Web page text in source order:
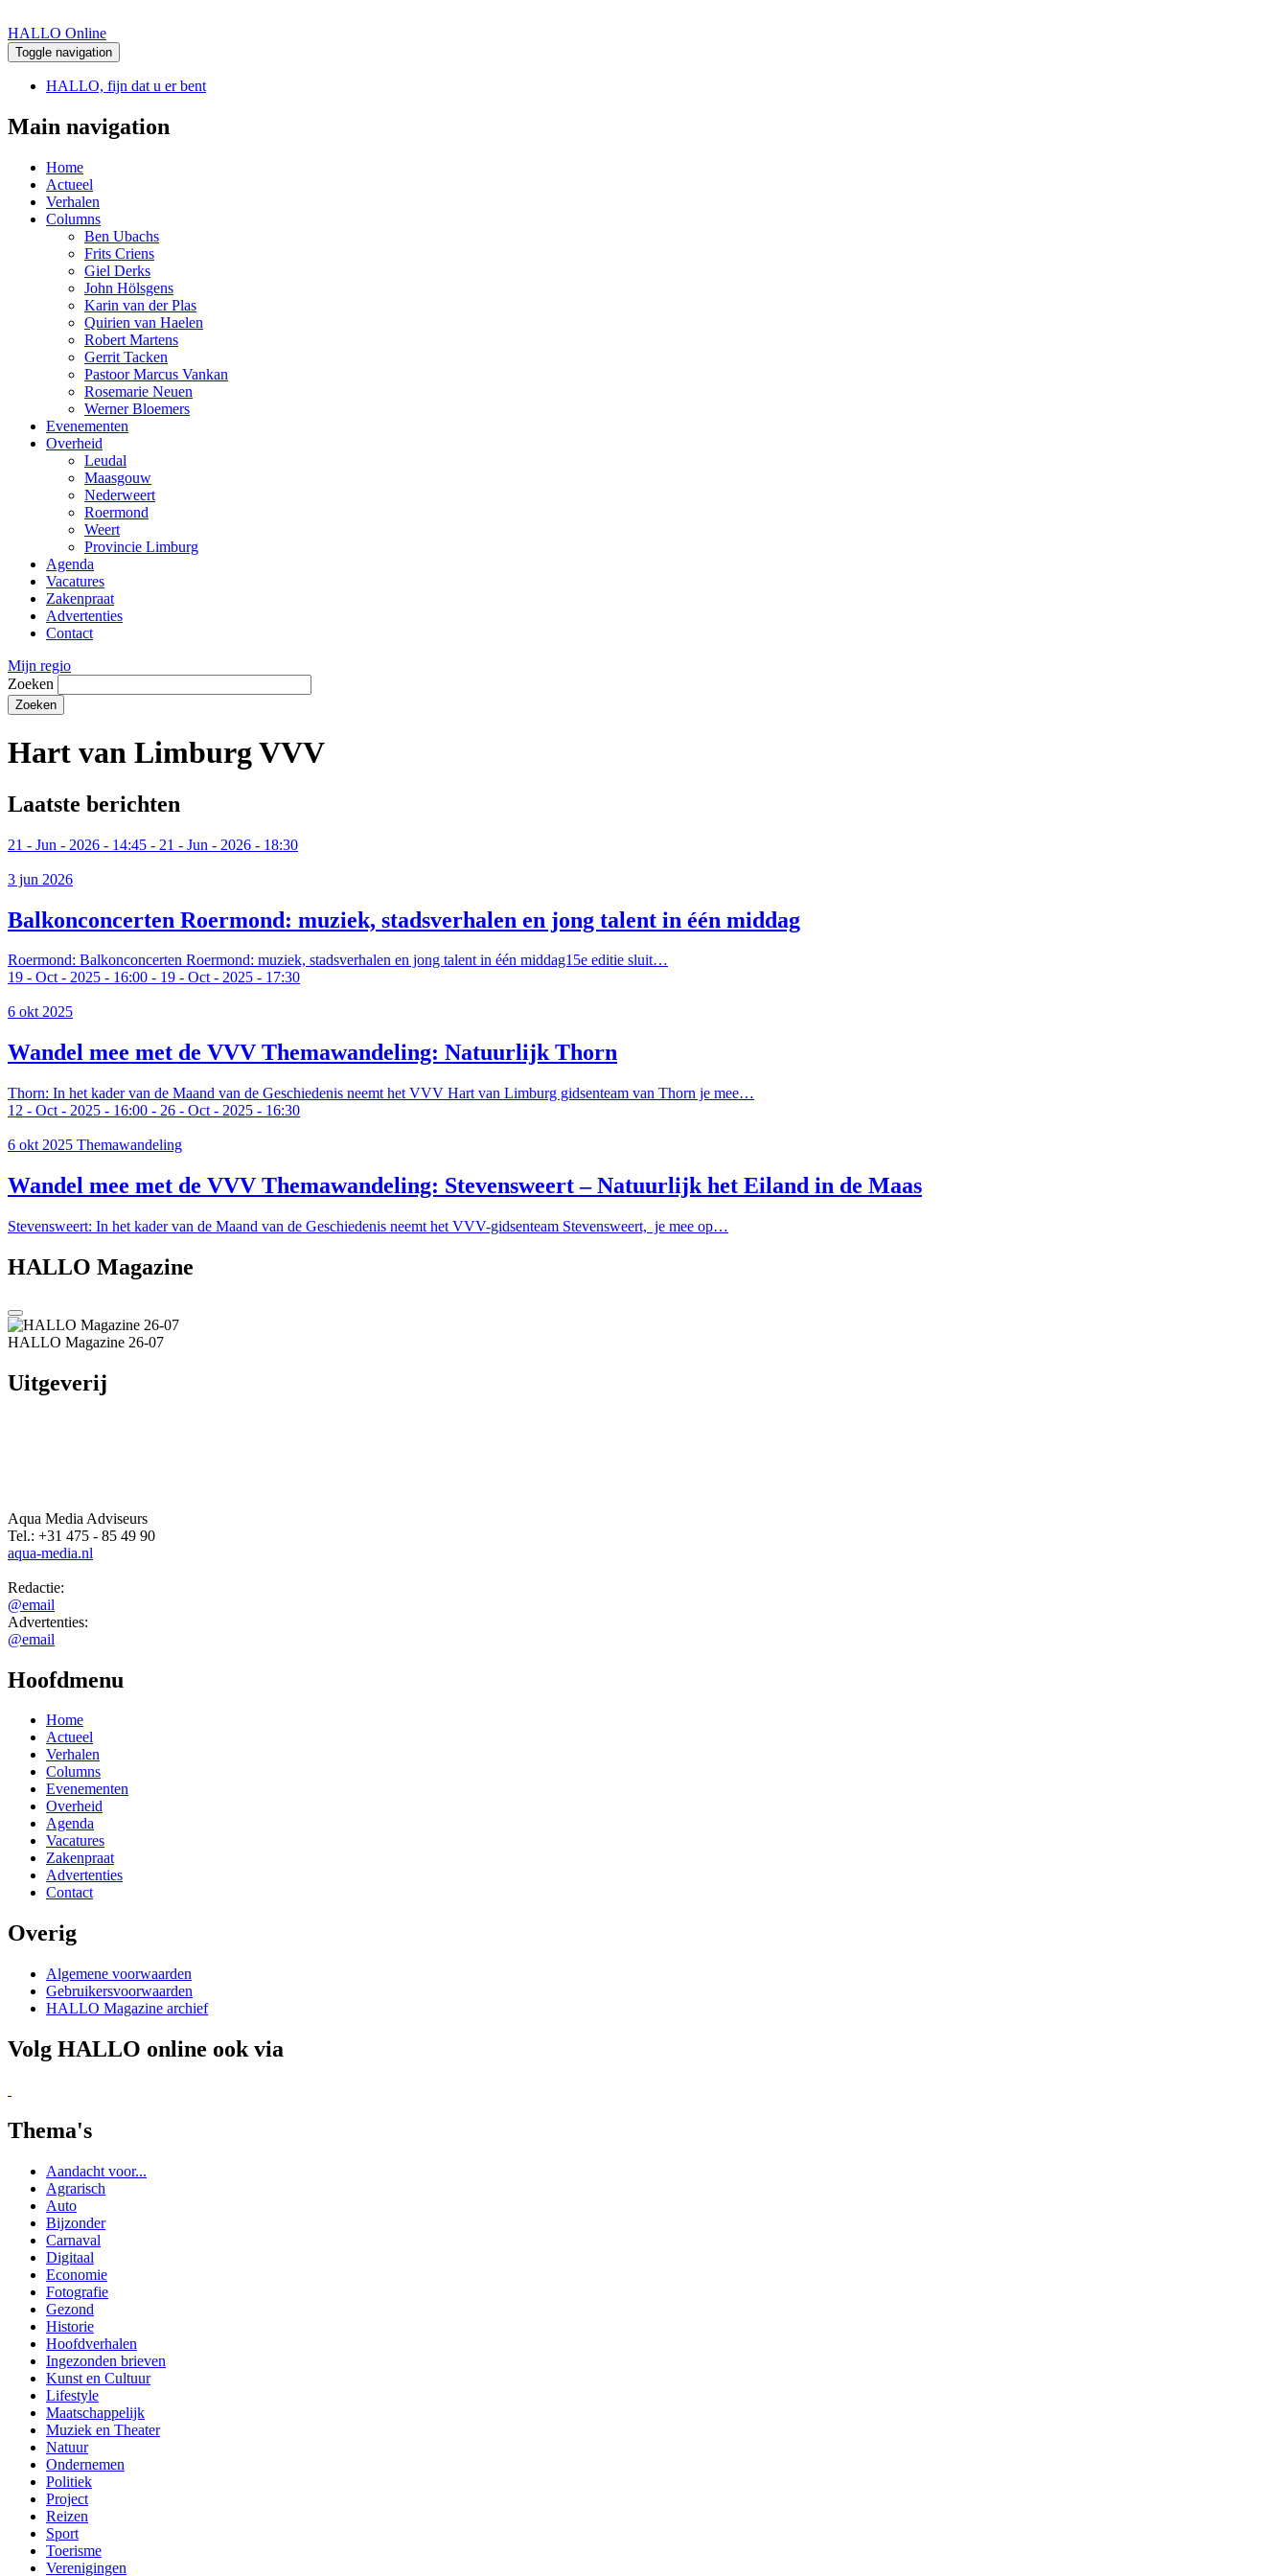
HALLO Online
Toggle navigation
HALLO, fijn dat u er bent
Main navigation
Home
Actueel
Verhalen
Columns
Ben Ubachs
Frits Criens
Giel Derks
John Hölsgens
Karin van der Plas
Quirien van Haelen
Robert Martens
Gerrit Tacken
Pastoor Marcus Vankan
Rosemarie Neuen
Werner Bloemers
Evenementen
Overheid
Leudal
Maasgouw
Nederweert
Roermond
Weert
Provincie Limburg
Agenda
Vacatures
Zakenpraat
Advertenties
Contact
Mijn regio
Zoeken
Hart van Limburg VVV
Laatste berichten
21 - Jun - 2026 - 14:45 - 21 - Jun - 2026 - 18:30
3 jun 2026
Balkonconcerten Roermond: muziek, stadsverhalen en jong talent in één middag
Roermond: Balkonconcerten Roermond: muziek, stadsverhalen en jong talent in één middag15e editie sluit…
19 - Oct - 2025 - 16:00 - 19 - Oct - 2025 - 17:30
6 okt 2025
Wandel mee met de VVV Themawandeling: Natuurlijk Thorn
Thorn: In het kader van de Maand van de Geschiedenis neemt het VVV Hart van Limburg gidsenteam van Thorn je mee…
12 - Oct - 2025 - 16:00 - 26 - Oct - 2025 - 16:30
6 okt 2025 Themawandeling
Wandel mee met de VVV Themawandeling: Stevensweert – Natuurlijk het Eiland in de Maas
Stevensweert: In het kader van de Maand van de Geschiedenis neemt het VVV-gidsenteam Stevensweert, je mee op…
HALLO Magazine
HALLO Magazine 26-07
Uitgeverij
Aqua Media Adviseurs
Tel.: +31 475 - 85 49 90
aqua-media.nl
Redactie:
@email
Advertenties:
@email
Hoofdmenu
Home
Actueel
Verhalen
Columns
Evenementen
Overheid
Agenda
Vacatures
Zakenpraat
Advertenties
Contact
Overig
Algemene voorwaarden
Gebruikersvoorwaarden
HALLO Magazine archief
Volg HALLO online ook via
Thema's
Aandacht voor...
Agrarisch
Auto
Bijzonder
Carnaval
Digitaal
Economie
Fotografie
Gezond
Historie
Hoofdverhalen
Ingezonden brieven
Kunst en Cultuur
Lifestyle
Maatschappelijk
Muziek en Theater
Natuur
Ondernemen
Politiek
Project
Reizen
Sport
Toerisme
Verenigingen